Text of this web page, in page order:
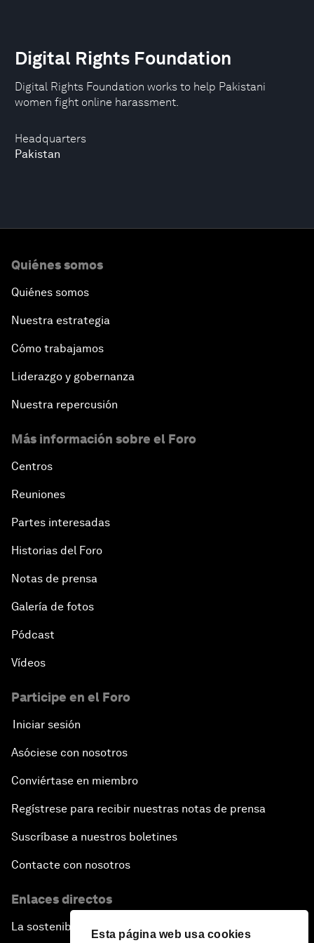
Esta página web usa cookies
Headquarters
Pakistan
Digital Rights Foundation
Digital Rights Foundation works to help Pakistani
women fight online harassment.
Quiénes somos
Quiénes somos
Nuestra estrategia
Cómo trabajamos
Liderazgo y gobernanza
Nuestra repercusión
Más información sobre el Foro
Centros
Reuniones
Partes interesadas
Historias del Foro
Notas de prensa
Galería de fotos
Pódcast
Vídeos
Participe en el Foro
Iniciar sesión
Asóciese con nosotros
Conviértase en miembro
Regístrese para recibir nuestras notas de prensa
Suscríbase a nuestros boletines
Contacte con nosotros
Enlaces directos
La sostenibilidad en el Foro